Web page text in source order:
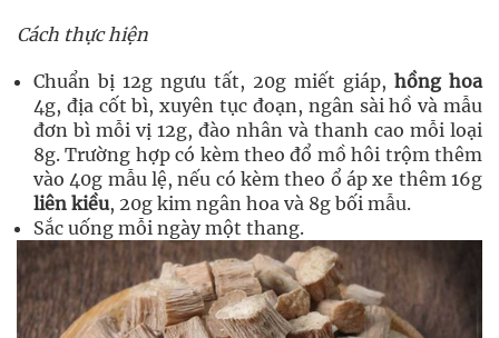
Cách thực hiện
Chuẩn bị 12g ngưu tất, 20g miết giáp, hồng hoa
4g, địa cốt bì, xuyên tục đoạn, ngân sài hồ và mẫu
đơn bì mỗi vị 12g, đào nhân và thanh cao mỗi loại
8g. Trường hợp có kèm theo đổ mồ hôi trộm thêm
vào 40g mẫu lệ, nếu có kèm theo ổ áp xe thêm 16g
liên kiều, 20g kim ngân hoa và 8g bối mẫu.
Sắc uống mỗi ngày một thang.